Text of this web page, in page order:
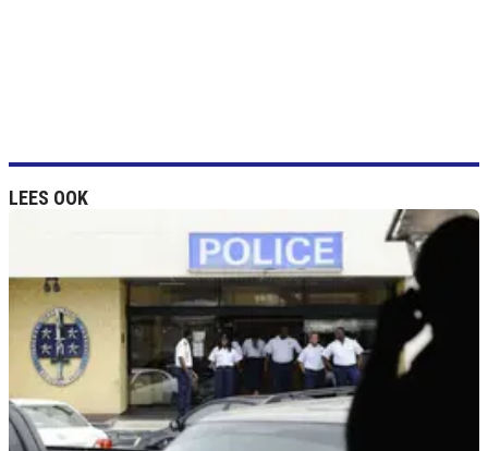
LEES OOK